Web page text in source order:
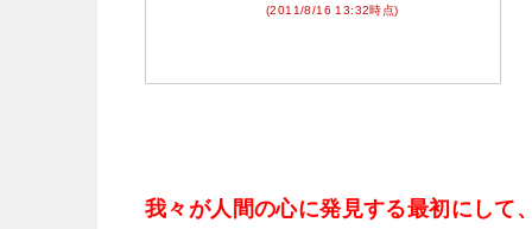
(2011/8/16 13:32時点)
我々が人間の心に発見する最初にして、